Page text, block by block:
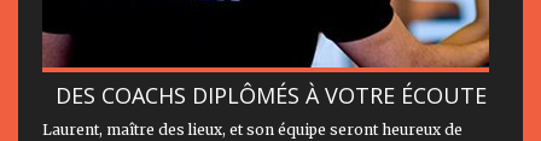
DES COACHS DIPLÔMÉS À VOTRE ÉCOUTE
Laurent, maître des lieux, et son équipe seront heureux de